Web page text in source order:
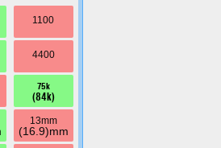
1100
4400
75k
(84k)
13mm
(16.9)mm